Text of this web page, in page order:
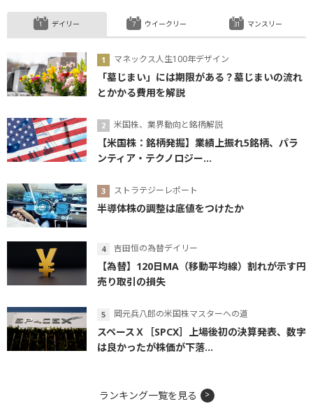
デイリー
マネックス人生100年デザイン
「墓じまい」には期限がある？墓じまいの流れ
とかかる費用を解説
米国株、業界動向と銘柄解説
【米国株：銘柄発掘】業績上振れ5銘柄、パラ
ンティア・テクノロジー...
ストラテジーレポート
半導体株の調整は底値をつけたか
吉田恒の為替デイリー
【為替】120日MA（移動平均線）割れが示す円
売り取引の損失
岡元兵八郎の米国株マスターへの道
スペースＸ［SPCX］上場後初の決算発表、数字
は良かったが株価が下落...
ウイークリー マンスリー
ランキング一覧を見る